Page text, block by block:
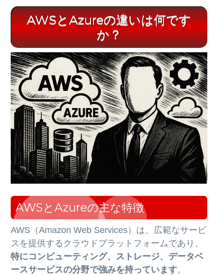
AWSとAzureの違いは何です
か？
AWSとAzureの主な特徴
AWS（Amazon Web Services）は、広範なサービ
スを提供するクラウドプラットフォームであり、
特にコンピューティング、ストレージ、データベ
ースサービスの分野で強みを持っています。